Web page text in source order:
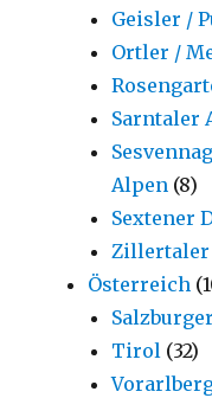
Geisler /
Ortler /
Sarntaler
Alpen (8)
Sextener
Zillertaler
Österreich
Tirol (32)